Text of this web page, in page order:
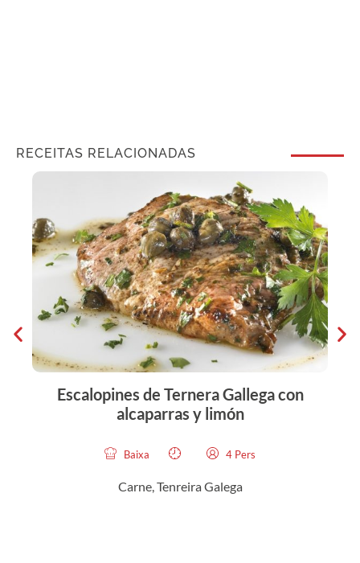
RECEITAS RELACIONADAS
Escalopines de Ternera Gallega con
alcaparras y limón
Baixa 4 Pers
Carne, Tenreira Galega